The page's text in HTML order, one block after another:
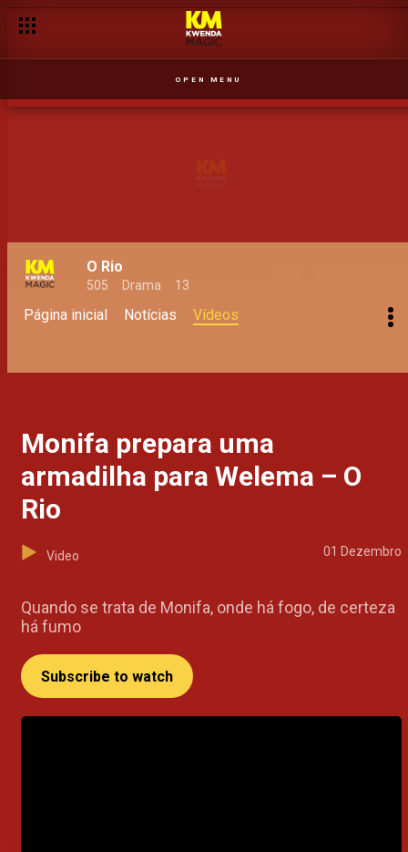
OPEN MENU
O Rio
505 Drama 13
Página inicial Notícias Vídeos
Monifa prepara uma
armadilha para Welema – O
Rio
Video 01 Dezembro
Quando se trata de Monifa, onde há fogo, de certeza
há fumo
Subscribe to watch